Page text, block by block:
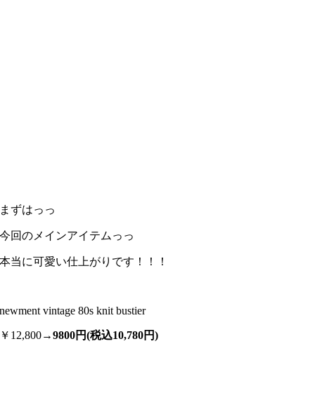
まずはっっ
今回のメインアイテムっっ
本当に可愛い仕上がりです！！！
newment vintage 80s knit bustier
￥12,800→9800円(税込10,780円)